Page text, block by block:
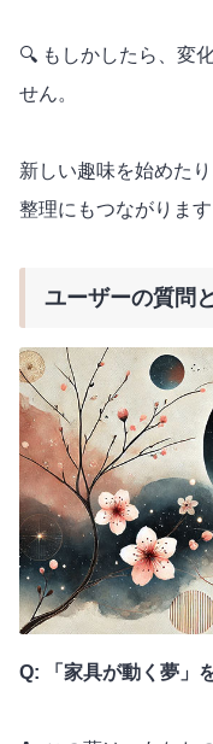
🔍 もしかしたら、変
せん。
新しい趣味を始めた
整理にもつながります
ユーザーの質問
Q: 「家具が動く夢」